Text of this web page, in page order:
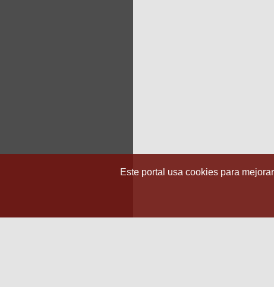
Este portal usa cookies para